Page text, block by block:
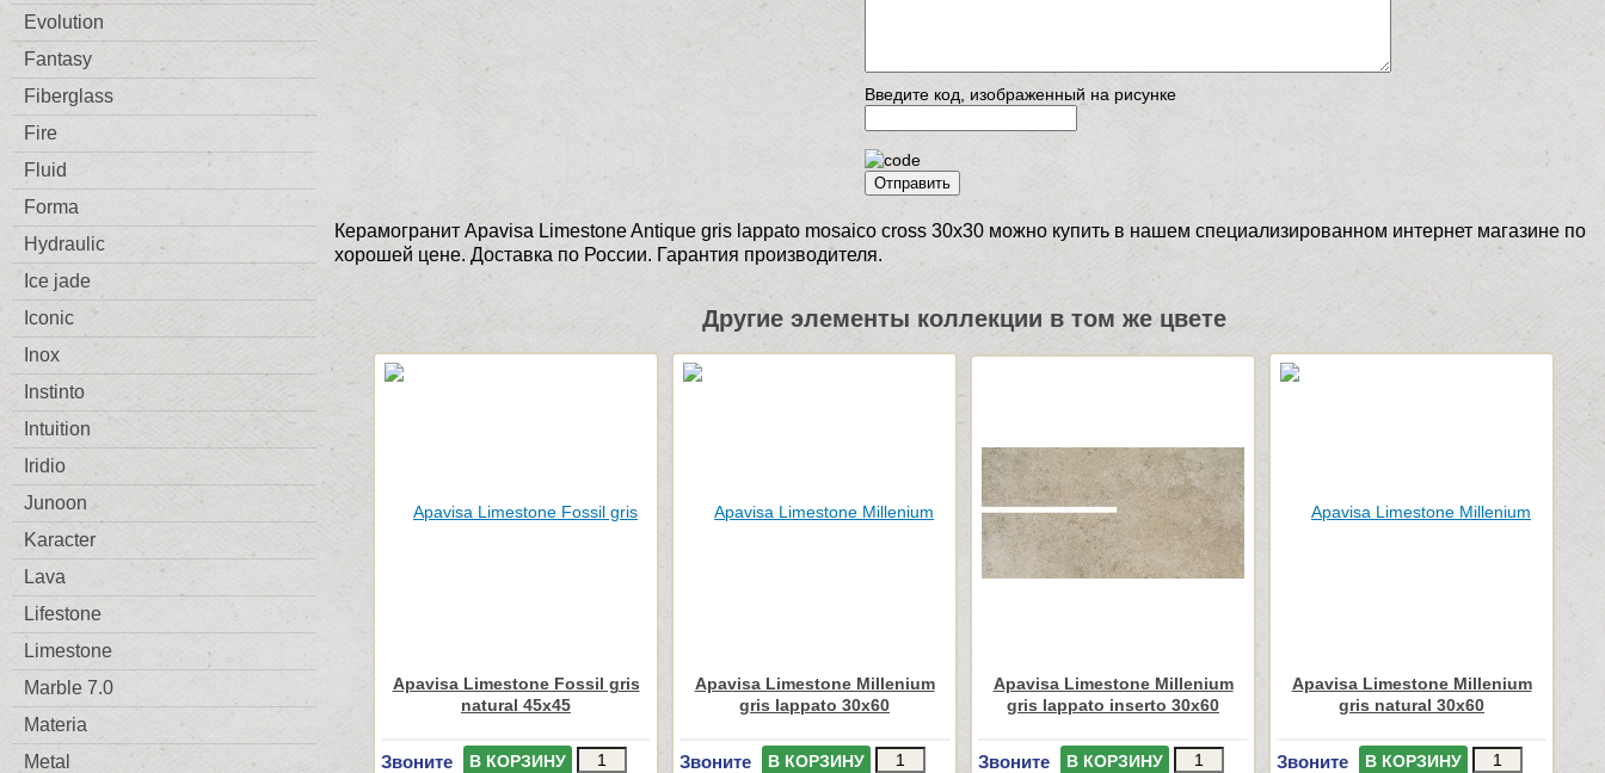
Evolution
Fantasy
Fiberglass
Fire
Fluid
Forma
Hydraulic
Ice jade
Iconic
Inox
Instinto
Intuition
Iridio
Junoon
Karacter
Lava
Lifestone
Limestone
Marble 7.0
Materia
Metal
Введите код, изображенный на рисунке
Отправить
Керамогранит Apavisa Limestone Antique gris lappato mosaico cross 30x30 можно купить в нашем специализированном интернет магазине по
хорошей цене. Доставка по России. Гарантия производителя.
Другие элементы коллекции в том же цвете
Apavisa Limestone Fossil gris
natural 45x45
Звоните В КОРЗИНУ
Apavisa Limestone Millenium
gris lappato 30x60
Звоните В КОРЗИНУ
Apavisa Limestone Millenium
gris lappato inserto 30x60
Звоните В КОРЗИНУ
Apavisa Limestone Millenium
gris natural 30x60
Звоните В КОРЗИНУ